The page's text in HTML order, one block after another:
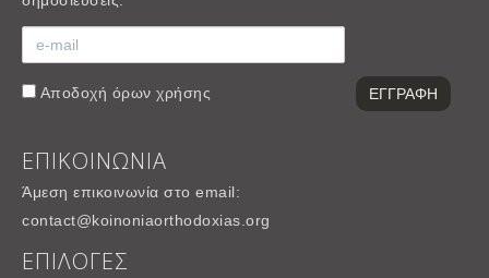
Αποδοχή όρων χρήσης
ΕΠΙΚΟΙΝΩΝΙΑ
Άμεση επικοινωνία στο email:
contact@koinoniaorthodoxias.org
ΕΠΙΛΟΓΕΣ